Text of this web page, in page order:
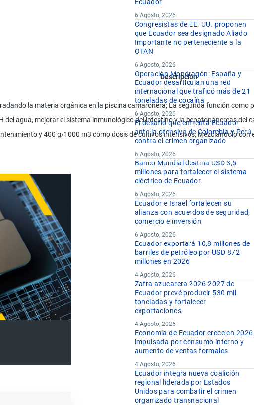
Descripción
la materia orgánica en la piscina camaronera; La segunda función
agua, mejorar el sistema inmunológico del intestino y la hepatopáncreas del
y 400 g/1000 m3 como dosis de cultivos intensivos; Mezclándolo
Ecuador
6 Agosto, 2026
Congresistas de EE. UU. proponen
que Ecuador sea designado Aliado
Importante no perteneciente a la
OTAN
6 Agosto, 2026
Operación Mondragón: España y
Ecuador desarticulan una red
internacional que traficó más de 21
toneladas de cocaína
6 Agosto, 2026
El desafío que enfrenta Ecuador
ante la ofensiva de Colombia y Perú
contra el crimen organizado
6 Agosto, 2026
Banco Mundial destina USD 3,5
millones para fortalecer el sistema
eléctrico de Ecuador
6 Agosto, 2026
Ecuador e Israel fortalecen su
alianza con acuerdos de seguridad,
comercio e inversión
6 Agosto, 2026
Ecuador exportará 10,8 millones de
barriles de petróleo por USD 872
millones en 2026
4 Agosto, 2026
Zafra azucarera 2026-2027 de
Ecuador prevé producir 530 mil
toneladas y fortalecer
exportaciones
4 Agosto, 2026
Economía de Ecuador crece en 2026
impulsada por consumo interno y
aumento de ventas formales
4 Agosto, 2026
Ecuador integra nueva coalición
regional liderada por Estados
Unidos para combatir el crimen
organizado transnacional